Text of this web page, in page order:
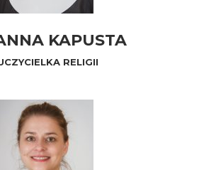
KAPUSTA
RELIGII